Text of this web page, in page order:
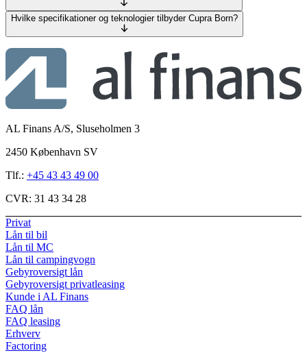
Hvilke specifikationer og teknologier tilbyder Cupra Born?
AL Finans A/S, Sluseholmen 3
2450 København SV
Tlf.: +45 43 43 49 00
CVR: 31 43 34 28
Privat
Lån til bil
Lån til MC
Lån til campingvogn
Gebyroversigt lån
Gebyroversigt privatleasing
Kunde i AL Finans
FAQ lån
FAQ leasing
Erhverv
Factoring